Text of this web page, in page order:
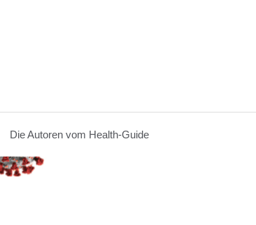
Die Autoren vom Health-Guide